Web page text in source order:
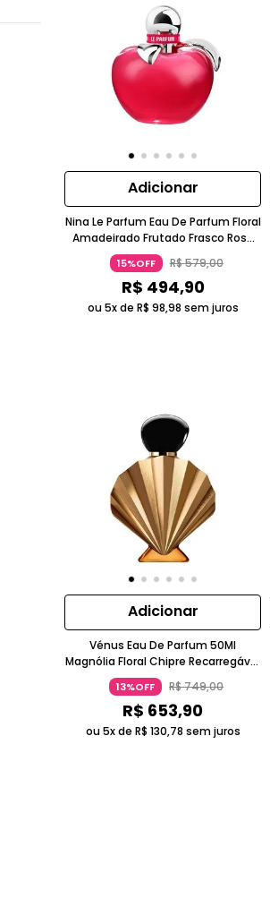
Adicionar
Nina Le Parfum Eau De Parfum Floral
Amadeirado Frutado Frasco Rosa
Nina Ricci
15%OFF R$579,00
R$ 494,90
ou 5x de R$ 98,98 sem juros
Adicionar
Vénus Eau De Parfum 50Ml
Magnólia Floral Chipre Recarregável
Concha Dourada Nina Ricci
13%OFF R$749,00
R$ 653,90
ou 5x de R$ 130,78 sem juros